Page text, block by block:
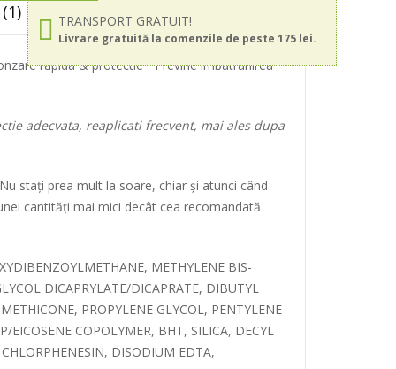
TRANSPORT GRATUIT!
Livrare gratuită la comenzile de peste 175 lei.
rapida & protectie • Previne imbatranirea
adecvata, reaplicati frecvent, mai ales dupa
stați prea mult la soare, chiar și atunci când
cantități mai mici decât cea recomandată
METHYLENE BIS-
DICAPRYLATE/DICAPRATE, DIBUTYL
PROPYLENE GLYCOL, PENTYLENE
EICOSENE COPOLYMER, BHT, SILICA, DECYL
DISODIUM EDTA,